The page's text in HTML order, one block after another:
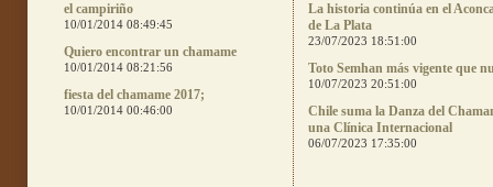
el campiriño
10/01/2014 08:49:45
Quiero encontrar un chamame
10/01/2014 08:21:56
fiesta del chamame 2017;
10/01/2014 00:46:00
La historia continúa en el
de La Plata
23/07/2023 18:51:00
Toto Semhan más vigente que
10/07/2023 20:51:00
Chile suma la Danza del
una Clínica Internacional
06/07/2023 17:35:00